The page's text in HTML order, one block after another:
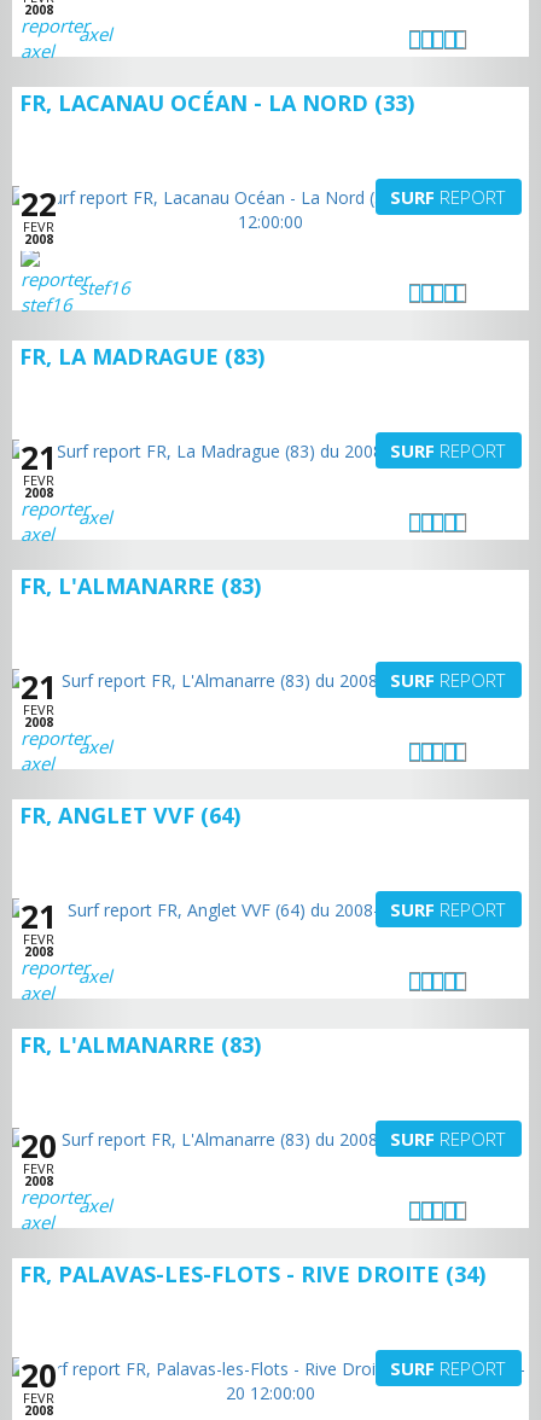
2008
axel
FR, LACANAU OCÉAN - LA NORD (33)
22
FEVR
2008
SURF REPORT
stef16
FR, LA MADRAGUE (83)
21
FEVR
2008
SURF REPORT
axel
FR, L'ALMANARRE (83)
21
FEVR
2008
SURF REPORT
axel
FR, ANGLET VVF (64)
21
FEVR
2008
SURF REPORT
axel
FR, L'ALMANARRE (83)
20
FEVR
2008
SURF REPORT
axel
FR, PALAVAS-LES-FLOTS - RIVE DROITE (34)
20
FEVR
2008
SURF REPORT